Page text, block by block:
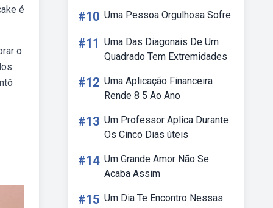
é
o
#10 Uma Pessoa Orgulhosa Sofre
#11 Uma Das Diagonais De Um
Quadrado Tem Extremidades
#12 Uma Aplicação Financeira
Rende 8 5 Ao Ano
#13 Um Professor Aplica Durante
Os Cinco Dias úteis
#14 Um Grande Amor Não Se
Acaba Assim
#15 Um Dia Te Encontro Nessas